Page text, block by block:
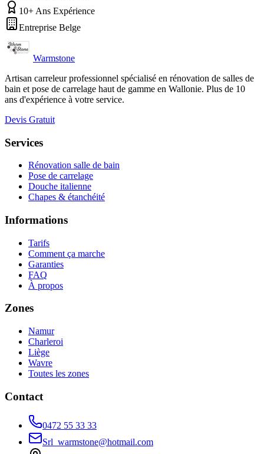
10+ Ans Expérience
Entreprise Belge
Warmstone
Artisan carreleur professionnel spécialisé en rénovation de salles de
bain et pose de carrelage haut de gamme en Wallonie. Plus de 10
ans d'expérience à votre service.
Devis Gratuit
Services
Rénovation salle de bain
Pose de carrelage
Douche italienne
Chapes & étanchéité
Informations
Tarifs
Comment ça marche
Garanties
FAQ
À propos
Zones
Namur
Charleroi
Liège
Wavre
Toutes les zones
Contact
0472 55 33 33
Srl_warmstone@hotmail.com